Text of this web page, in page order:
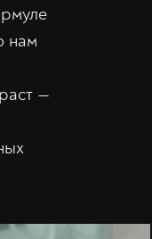
нам
—